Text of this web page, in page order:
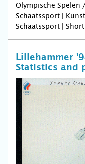
Olympische Spelen
Schaatssport |
Schaatssport |
Lillehammer
Statistics and